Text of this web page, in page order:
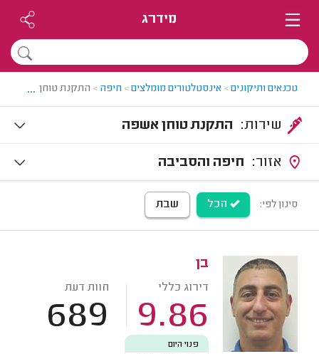
מידרג
טכנאים ותיקונים> אינסטלטורים מומלצים> חיפה > התקנת טוחן אשפה
...
התקנת טוחן אשפה
חיפה והסביבה
סינון לפי: הכל שבת
בן
דירוג כללי
9.86
חוות דעת
689
פנוי היום